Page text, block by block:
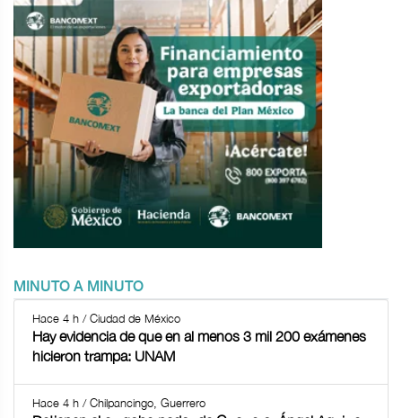
MINUTO A MINUTO
Hace 4 h / Ciudad de México
Hay evidencia de que en al menos 3 mil 200 exámenes
hicieron trampa: UNAM
Hace 4 h / Chilpancingo, Guerrero